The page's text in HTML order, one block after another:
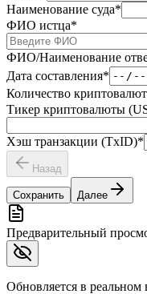
Наименование суда*
ФИО истца*
ФИО/Наименование
Дата составления*
Количество
Тикер криптовалюты
Хэш транзакции (TxID)*
Назад
Сохранить Далее
Предварительный
Обновляется в